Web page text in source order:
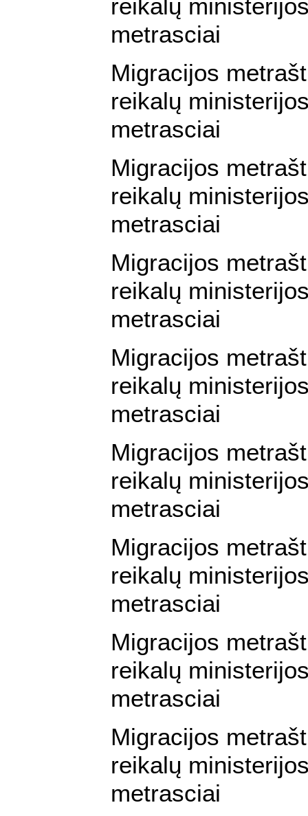
reikalų
metrasciai
Migracijos
reikalų
metrasciai
Migracijos
reikalų
metrasciai
Migracijos
reikalų
metrasciai
Migracijos
reikalų
metrasciai
Migracijos
reikalų
metrasciai
Migracijos
reikalų
metrasciai
Migracijos
reikalų
metrasciai
Migracijos
reikalų
metrasciai